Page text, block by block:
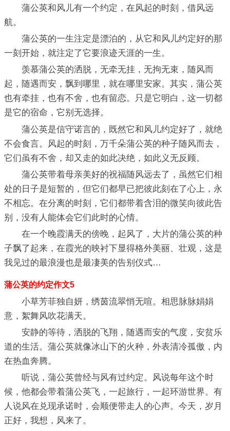
蒲公英和风儿有一个约定，在风起的时刻，借风远
航。
蒲公英的一生注定是漂泊的，从它和风儿约定好的那
一刻开始，就注定了它要浪迹天涯的一生。
羡慕蒲公英的洒脱，无牵无挂，无拘无束，随风而
起，随遇而安，飘到哪里，就在哪里安家。其实，蒲公英
也有牵挂，也有不舍，也有留恋。只是它明白，这一切都
是它的宿命，它别无选择。
蒲公英是信守诺言的，既然它和风儿约定好了，就绝
不会食言。风起的时刻，万千朵蒲公英的种子随风而去，
它们虽有不舍，却又走的如此决绝，如此义无反顾。
蒲公英带着母亲美好的祝福随风远去了，虽然它们相
处的日子是短暂的，但它们都早已把彼此刻在了心上，永
不相忘。在分离的时刻，它们都带着含泪的微笑向彼此告
别，没有人能体会它们此时的心情。
在一个晚霞满天的傍晚，起风了，大片的蒲公英的种
子飘了起来，在霞光的映衬下显得格外美丽、壮观，这是
我见过的最浪漫也是最凄美的告别仪式…
蒲公英的约定作文5
小草芳菲独自妍，绣茵流翠悄无喧。相思脉脉娟娟
意，絮舞风吹花满天。
安静的等待，洒脱的飞翔，随遇而安的气度，安贫乐
道的生活。蒲公英就像冰山下的火种，外表清冷孤傲，内
在热血奔腾。
听说，蒲公英曾经与风有过约定。风说每年这个时
候，他都会带着蒲公英飞，一起旅行，一起环游世界。有
人说风在兑现承诺时，会顺便带走人的心声。今天，岁月
正好，我想，风来了。